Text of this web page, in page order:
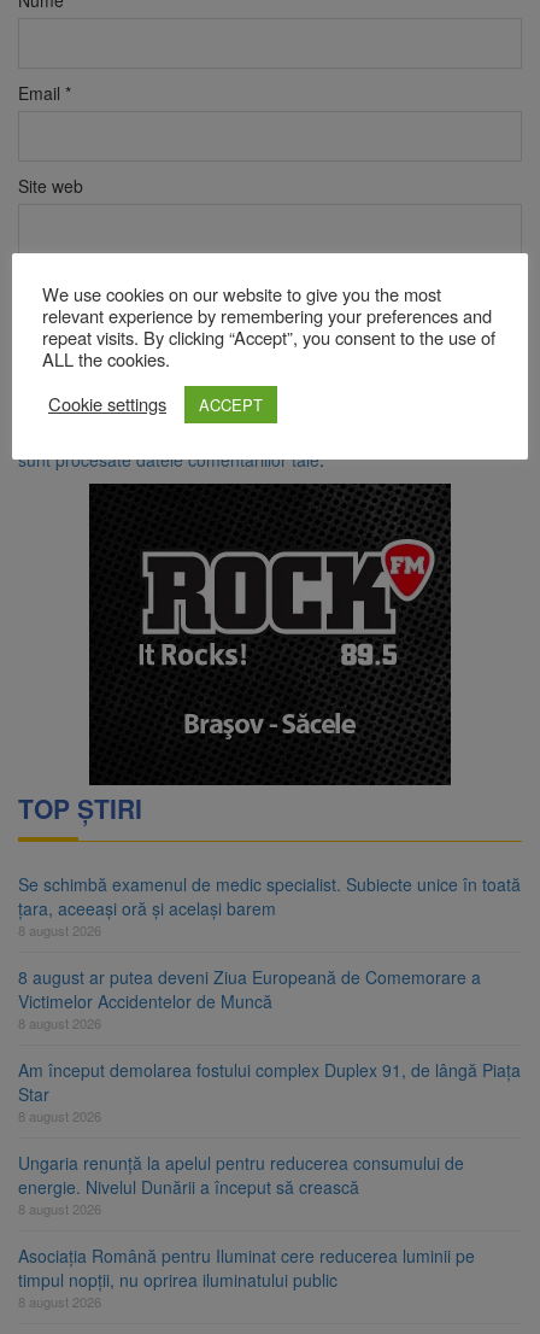
Email *
Site web
Verificare anti-robot
Click pentru a începe verificarea
FriendlyCaptcha ⇗
sunt procesate datele comentariilor tale.
TOP ȘTIRI
Se schimbă examenul de medic specialist. Subiecte unice în toată
țara, aceeași oră și același barem
8 august 2026
8 august ar putea deveni Ziua Europeană de Comemorare a
Victimelor Accidentelor de Muncă
8 august 2026
Am început demolarea fostului complex Duplex 91, de lângă Piața
Star
8 august 2026
Ungaria renunță la apelul pentru reducerea consumului de
energie. Nivelul Dunării a început să crească
8 august 2026
Asociația Română pentru Iluminat cere reducerea luminii pe
timpul nopții, nu oprirea iluminatului public
8 august 2026
We use cookies on our website to give you the most
relevant experience by remembering your preferences and
repeat visits. By clicking “Accept”, you consent to the use of
ALL the cookies.
Cookie settings
ACCEPT